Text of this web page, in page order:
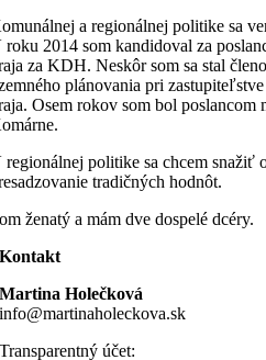
a regionálnej politike sa
roku 2014 som kandidoval za
za KDH. Neskôr som sa stal
plánovania pri
Osem rokov som bol poslancom
regionálnej politike sa chcem snažiť
tradičných hodnôt.
ženatý a mám dve dospelé dcéry.
Kontakt
Martina Holečková
info@martinaholeckova.sk
Transparentný účet: